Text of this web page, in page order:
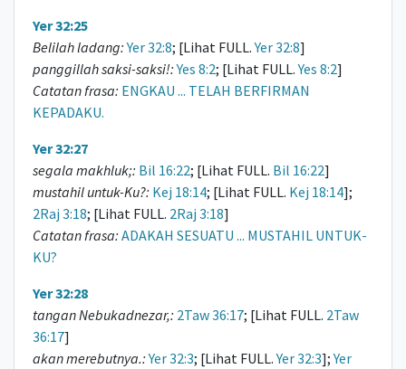
Yer 32:25
Belilah ladang: Yer 32:8; [Lihat FULL.Yer 32:8]
panggillah saksi-saksi!: Yes 8:2; [Lihat FULL.Yes 8:2]
Catatan frasa: ENGKAU ... TELAH BERFIRMAN
KEPADAKU.
Yer 32:27
segala makhluk;: Bil 16:22; [Lihat FULL. Bil 16:22]
mustahil untuk-Ku?: Kej 18:14; [Lihat FULL. Kej 18:14];
2Raj 3:18; [Lihat FULL. 2Raj 3:18]
Catatan frasa: ADAKAH SESUATU ... MUSTAHIL UNTUK-
KU?
Yer 32:28
tangan Nebukadnezar,: 2Taw 36:17; [Lihat FULL. 2Taw
36:17]
akan merebutnya.: Yer 32:3; [Lihat FULL.Yer 32:3];Yer